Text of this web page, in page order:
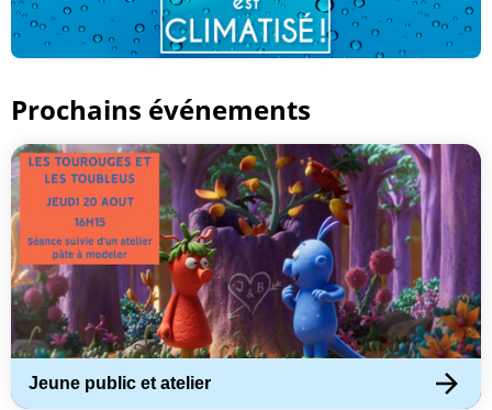
Prochains événements
Jeune public et atelier